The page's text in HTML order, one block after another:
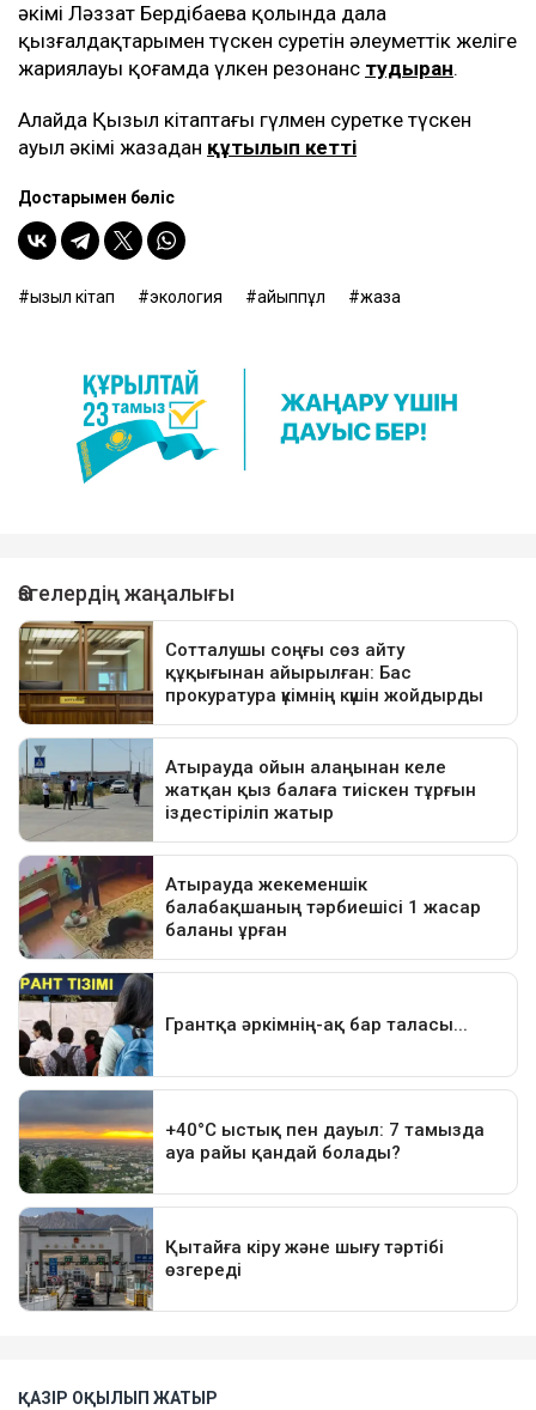
әкімі Ләззат Бердібаева қолында дала
қызғалдақтарымен түскен суретін әлеуметтік желіге
жариялауы қоғамда үлкен резонанс тудырған.
Алайда Қызыл кітаптағы гүлмен суретке түскен
ауыл әкімі жазадан құтылып кетті
Достарыңмен бөліс
Қызыл кітап экология айыппұл жаза
ҚАЗІР ОҚЫЛЫП ЖАТЫР